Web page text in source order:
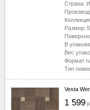
Страна:
Размер:
В
Вес
Формат
Тип
Vesta
1 599